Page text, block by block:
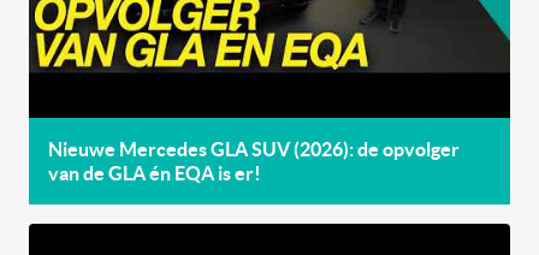
Nieuwe Mercedes GLA SUV (2026): de opvolger
van de GLA én EQA is er!